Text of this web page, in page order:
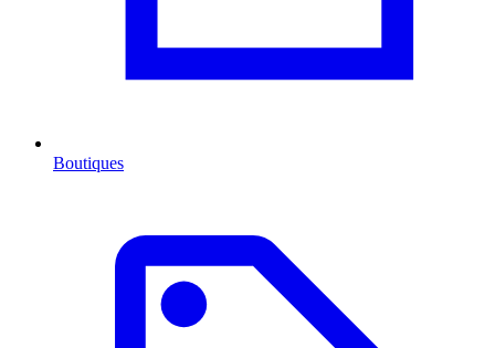
Boutiques